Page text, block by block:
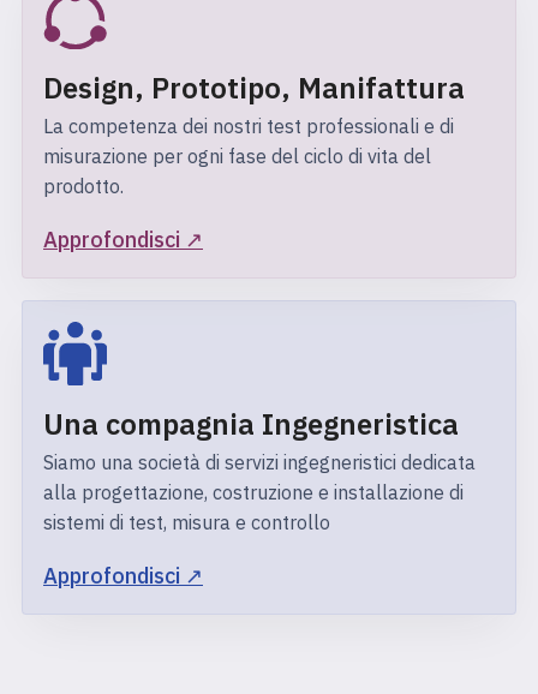
Design, Prototipo, Manifattura
La competenza dei nostri test professionali e di
misurazione per ogni fase del ciclo di vita del
prodotto.
Approfondisci ↗︎
Una compagnia Ingegneristica
Siamo una società di servizi ingegneristici dedicata
alla progettazione, costruzione e installazione di
sistemi di test, misura e controllo
Approfondisci ↗︎